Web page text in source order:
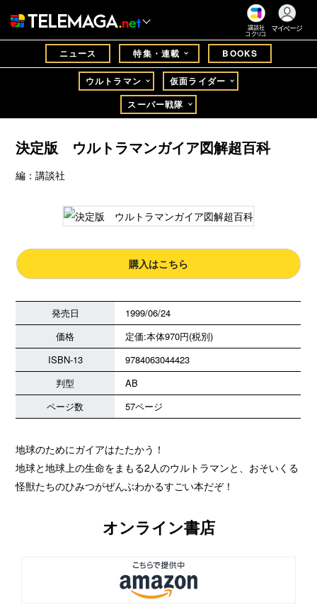
講談社
コクリコ
マイページ
ニュース 特集・連載 BOOKS
ウルトラマン
仮面ライダー
スーパー戦隊
決定版 ウルトラマンガイア図解超百科
編：講談社
購入はこちら
発売日
1999/06/24
価格
定価:本体970円(税別)
ISBN-13
9784063044423
判型
AB
ページ数
57ページ
地球のためにガイアはたたかう！
地球と地球上の生命をまもる2人のウルトラマンと、おそいくる
怪獣たちのひみつがぜんぶわかるすごい本だぞ！
オンライン書店